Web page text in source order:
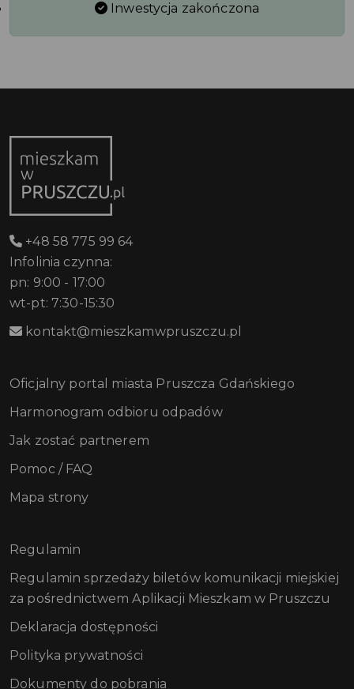
Inwestycja zakończona
+48 58 775 99 64
Infolinia czynna:
pn: 9:00 - 17:00
wt-pt: 7:30-15:30
kontakt@mieszkamwpruszczu.pl
Oficjalny portal miasta Pruszcza Gdańskiego
Harmonogram odbioru odpadów
Jak zostać partnerem
Pomoc / FAQ
Mapa strony
Regulamin
Regulamin sprzedaży biletów komunikacji miejskiej
za pośrednictwem Aplikacji Mieszkam w Pruszczu
Deklaracja dostępności
Polityka prywatności
Dokumenty do pobrania